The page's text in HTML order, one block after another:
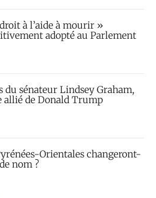
à l’aide à mourir »
adopté au Parlement
du sénateur Lindsey Graham,
allié de Donald Trump
Orientales changeront-
nom ?